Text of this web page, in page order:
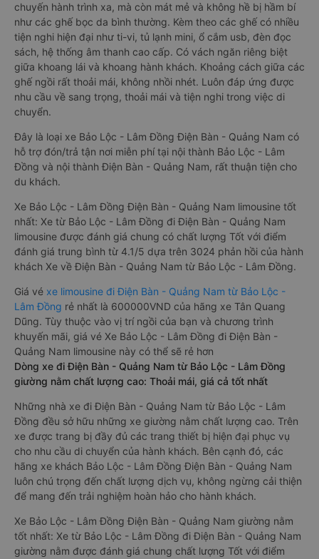
chuyến hành trình xa, mà còn mát mẻ và không hề bị hầm bí
như các ghế bọc da bình thường. Kèm theo các ghế có nhiều
tiện nghi hiện đại như ti-vi, tủ lạnh mini, ổ cắm usb, đèn đọc
sách, hệ thống âm thanh cao cấp. Có vách ngăn riêng biệt
giữa khoang lái và khoang hành khách. Khoảng cách giữa các
ghế ngồi rất thoải mái, không nhồi nhét. Luôn đáp ứng được
nhu cầu về sang trọng, thoải mái và tiện nghi trong việc di
chuyển.
Đây là loại xe Bảo Lộc - Lâm Đồng Điện Bàn - Quảng Nam có
hỗ trợ đón/trả tận nơi miễn phí tại nội thành Bảo Lộc - Lâm
Đồng và nội thành Điện Bàn - Quảng Nam, rất thuận tiện cho
du khách.
Xe Bảo Lộc - Lâm Đồng Điện Bàn - Quảng Nam limousine tốt
nhất: Xe từ Bảo Lộc - Lâm Đồng đi Điện Bàn - Quảng Nam
limousine được đánh giá chung có chất lượng Tốt với điểm
đánh giá trung bình từ 4.1/5 dựa trên 3024 phản hồi của hành
khách Xe về Điện Bàn - Quảng Nam từ Bảo Lộc - Lâm Đồng.
Giá vé xe limousine đi Điện Bàn - Quảng Nam từ Bảo Lộc -
Lâm Đồng rẻ nhất là 600000VND của hãng xe Tân Quang
Dũng. Tùy thuộc vào vị trí ngồi của bạn và chương trình
khuyến mãi, giá vé Xe Bảo Lộc - Lâm Đồng đi Điện Bàn -
Quảng Nam limousine này có thể sẽ rẻ hơn
Dòng xe đi Điện Bàn - Quảng Nam từ Bảo Lộc - Lâm Đồng
giường nằm chất lượng cao: Thoải mái, giá cả tốt nhất
Những nhà xe đi Điện Bàn - Quảng Nam từ Bảo Lộc - Lâm
Đồng đều sở hữu những xe giường nằm chất lượng cao. Trên
xe được trang bị đầy đủ các trang thiết bị hiện đại phục vụ
cho nhu cầu di chuyển của hành khách. Bên cạnh đó, các
hãng xe khách Bảo Lộc - Lâm Đồng Điện Bàn - Quảng Nam
luôn chú trọng đến chất lượng dịch vụ, không ngừng cải thiện
để mang đến trải nghiệm hoàn hảo cho hành khách.
Xe Bảo Lộc - Lâm Đồng Điện Bàn - Quảng Nam giường nằm
tốt nhất: Xe từ Bảo Lộc - Lâm Đồng đi Điện Bàn - Quảng Nam
giường nằm được đánh giá chung chất lượng Tốt với điểm